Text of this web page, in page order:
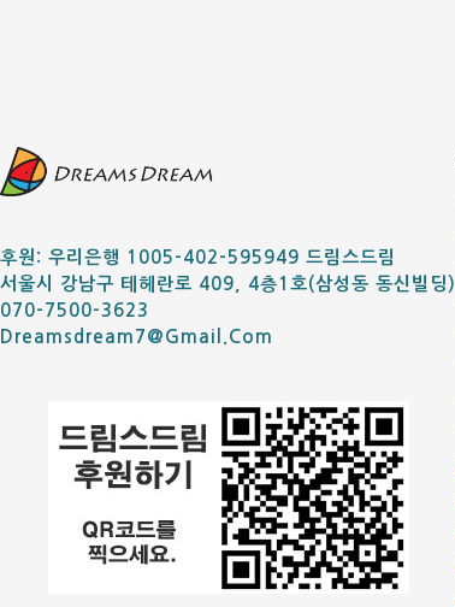
후원: 우리은행 1005-402-595949 드림스드림
서울시 강남구 테헤란로 409, 4층1호(삼성동 동신빌딩)
070-7500-3623
Dreamsdream7@gmail.com